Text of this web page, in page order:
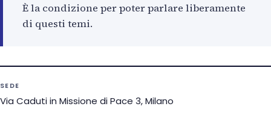
È la condizione per poter parlare liberamente
di questi temi.
SEDE
Via Caduti in Missione di Pace 3, Milano